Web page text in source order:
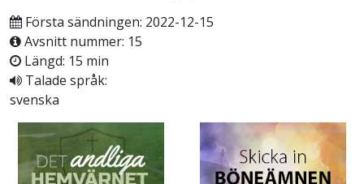
Första sändningen: 2022-12-15
Avsnitt nummer: 15
Längd: 15 min
Talade språk:
svenska